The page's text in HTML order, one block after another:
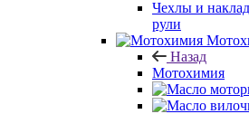
Чехлы и
рули
Назад
Мотохимия